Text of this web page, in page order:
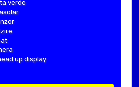
verde
up display